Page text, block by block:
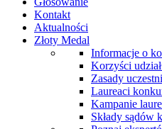
Kontakt
Aktualności
Złoty Medal
Informacje o
Korzyści
Zasady
Laureaci
Kampanie
Składy sądów